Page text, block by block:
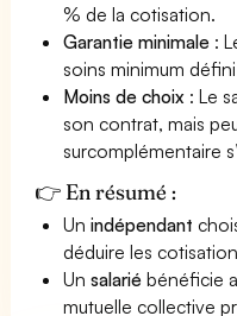
% de la cotisation.
Garantie minimale :
soins minimum
Moins de choix : Le
son contrat, mais
surcomplémentaire
👉 En résumé :
Unindépendant
déduire les
Unsalarié bénéficie
mutuelle collective